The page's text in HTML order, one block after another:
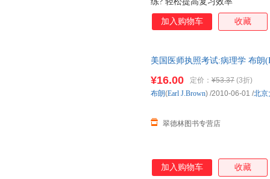
加入购物车 收藏
美国医师执照考试:病理学 布朗
¥16.00 定价： ¥53.37 (3折)
翠德林图书专营店
布朗(Earl J.Brown) /2010-06-01 /北京
加入购物车 收藏